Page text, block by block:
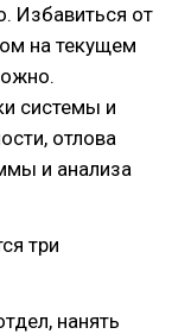
Избавиться от
на текущем
системы и
отлова
и анализа
три
нанять